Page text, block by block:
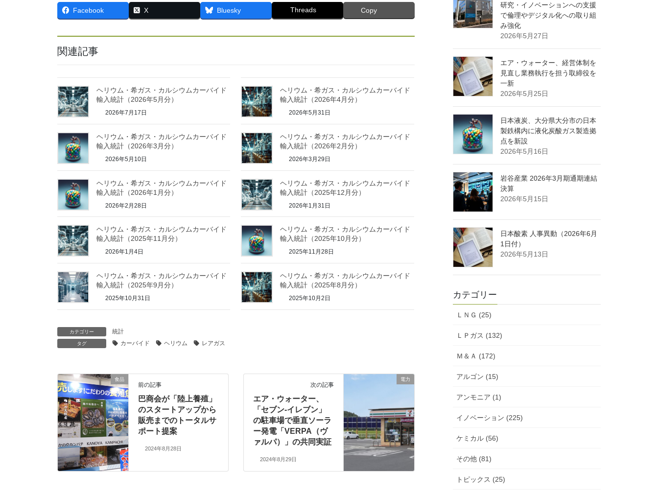
Facebook X Bluesky Threads Copy
関連記事
ヘリウム・希ガス・カルシウムカーバイド
輸入統計（2026年5月分）
2026年7月17日
ヘリウム・希ガス・カルシウムカーバイド
輸入統計（2026年4月分）
2026年5月31日
ヘリウム・希ガス・カルシウムカーバイド
輸入統計（2026年3月分）
2026年5月10日
ヘリウム・希ガス・カルシウムカーバイド
輸入統計（2026年2月分）
2026年3月29日
ヘリウム・希ガス・カルシウムカーバイド
輸入統計（2026年1月分）
2026年2月28日
ヘリウム・希ガス・カルシウムカーバイド
輸入統計（2025年12月分）
2026年1月31日
ヘリウム・希ガス・カルシウムカーバイド
輸入統計（2025年11月分）
2026年1月4日
ヘリウム・希ガス・カルシウムカーバイド
輸入統計（2025年10月分）
2025年11月28日
ヘリウム・希ガス・カルシウムカーバイド
輸入統計（2025年9月分）
2025年10月31日
ヘリウム・希ガス・カルシウムカーバイド
輸入統計（2025年8月分）
2025年10月2日
カテゴリー 統計
タグ カーバイド ヘリウム レアガス
食品
前の記事
巴商会が「陸上養殖」
のスタートアップから
販売までのトータルサ
ポート提案
2024年8月28日
電力
次の記事
エア・ウォーター、
「セブン‐イレブン」
の駐車場で垂直ソーラ
ー発電「VERPA（ヴ
ァルパ）」の共同実証
2024年8月29日
研究・イノベーションへの支援
で倫理やデジタル化への取り組
み強化
2026年5月27日
エア・ウォーター、経営体制を
見直し業務執行を担う取締役を
一新
2026年5月25日
日本液炭、大分県大分市の日本
製鉄構内に液化炭酸ガス製造拠
点を新設
2026年5月16日
岩谷産業 2026年3月期通期連結
決算
2026年5月15日
日本酸素 人事異動（2026年6月
1日付）
2026年5月13日
カテゴリー
ＬＮＧ (25)
ＬＰガス (132)
Ｍ＆Ａ (172)
アルゴン (15)
アンモニア (1)
イノベーション (225)
ケミカル (56)
その他 (81)
トピックス (25)